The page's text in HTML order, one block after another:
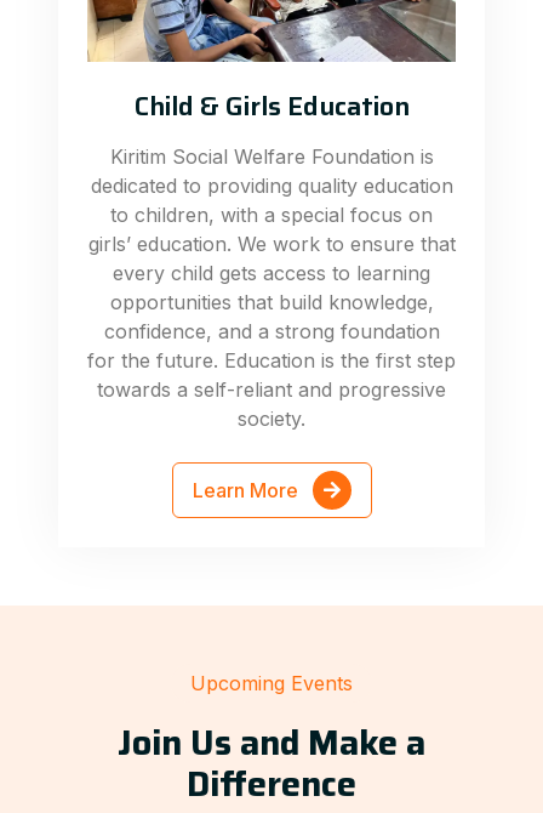
Child & Girls Education
Kiritim Social Welfare Foundation is
dedicated to providing quality education
to children, with a special focus on
girls’ education. We work to ensure that
every child gets access to learning
opportunities that build knowledge,
confidence, and a strong foundation
for the future. Education is the first step
towards a self-reliant and progressive
society.
Learn More
Upcoming Events
Join Us and Make a
Difference